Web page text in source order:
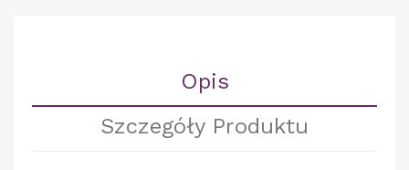
Opis
Szczegóły Produktu